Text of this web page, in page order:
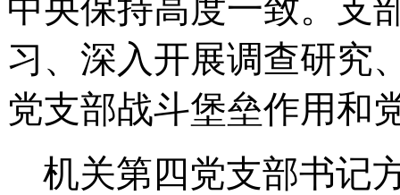
中央保持高度一致。支
习 、 深入开展调查研究
党支部战斗堡垒作用和
机关第四党支部书记